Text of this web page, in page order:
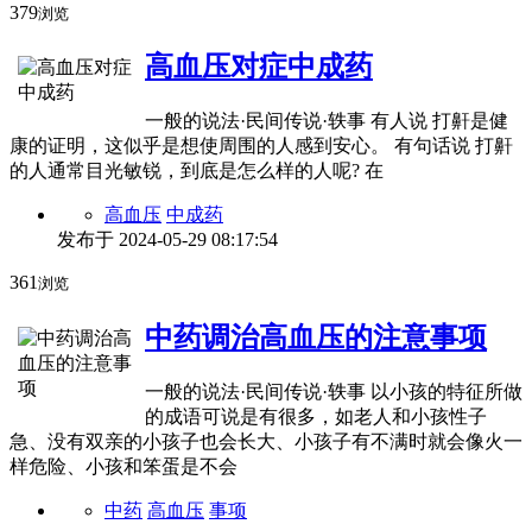
379浏览
高血压对症中成药
一般的说法·民间传说·轶事 有人说 打鼾是健
康的证明，这似乎是想使周围的人感到安心。 有句话说 打鼾
的人通常目光敏锐，到底是怎么样的人呢? 在
高血压 中成药
发布于 2024-05-29 08:17:54
361 浏览
中药调治高血压的注意事项
一般的说法·民间传说·轶事 以小孩的特征所做
的成语可说是有很多，如老人和小孩性子
急、没有双亲的小孩子也会长大、小孩子有不满时就会像火一
样危险、小孩和笨蛋是不会
中药 高血压 事项